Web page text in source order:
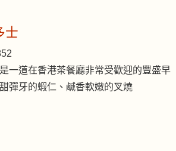
士
一道在香港茶餐廳非常受歡迎的豐盛早
彈牙的蝦仁、鹹香軟嫩的叉燒